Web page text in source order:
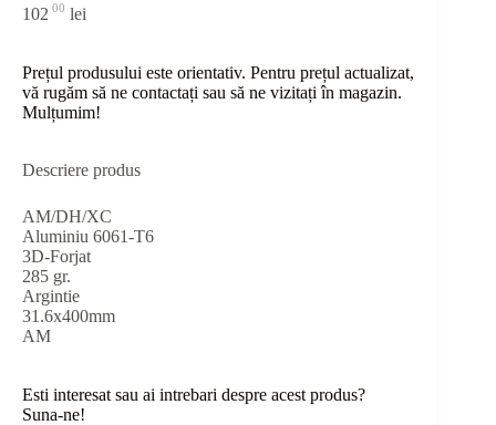
102 00 lei
Prețul produsului este orientativ. Pentru prețul actualizat,
vă rugăm să ne contactați sau să ne vizitați în magazin.
Mulțumim!
Descriere produs
AM/DH/XC
Aluminiu 6061-T6
3D-Forjat
285 gr.
Argintie
31.6x400mm
AM
Esti interesat sau ai intrebari despre acest produs?
Suna-ne!